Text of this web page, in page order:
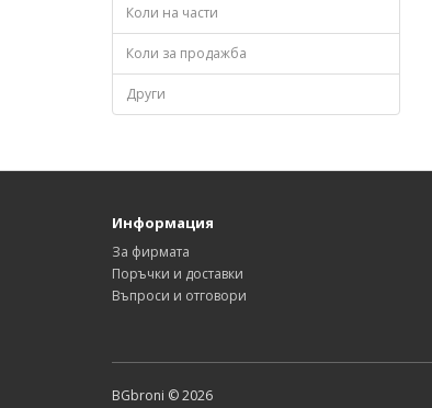
Коли на части
Коли за продажба
Други
Информация
За фирмата
Поръчки и доставки
Въпроси и отговори
BGbroni © 2026